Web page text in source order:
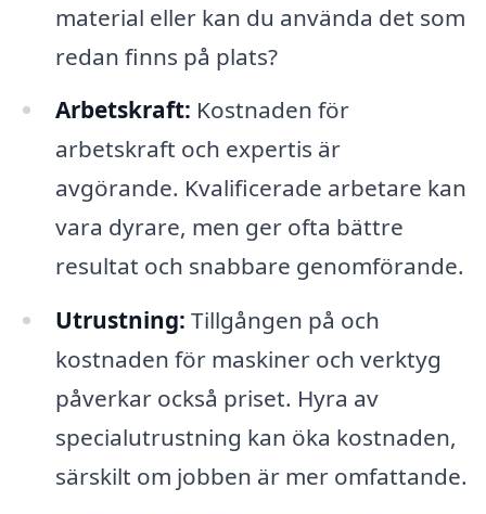
material eller kan du använda det som
redan finns på plats?
Arbetskraft: Kostnaden för
arbetskraft och expertis är
avgörande. Kvalificerade arbetare kan
vara dyrare, men ger ofta bättre
resultat och snabbare genomförande.
Utrustning: Tillgången på och
kostnaden för maskiner och verktyg
påverkar också priset. Hyra av
specialutrustning kan öka kostnaden,
särskilt om jobben är mer omfattande.